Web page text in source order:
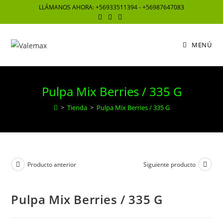
LLÁMANOS AHORA: +56933511394 - +56987647083
MENÚ
Pulpa Mix Berries / 335 G
> Tienda > Pulpa Mix Berries / 335 G
Producto anterior Siguiente producto
Pulpa Mix Berries / 335 G